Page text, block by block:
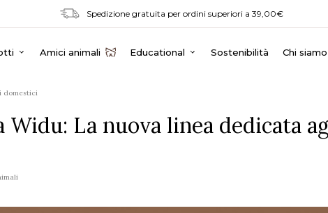
Spedizione gratuita per ordini superiori a 39,00€
Amici animali Educational Sostenibilità Chi siamo
domestici
Widu: La nuova linea dedicata